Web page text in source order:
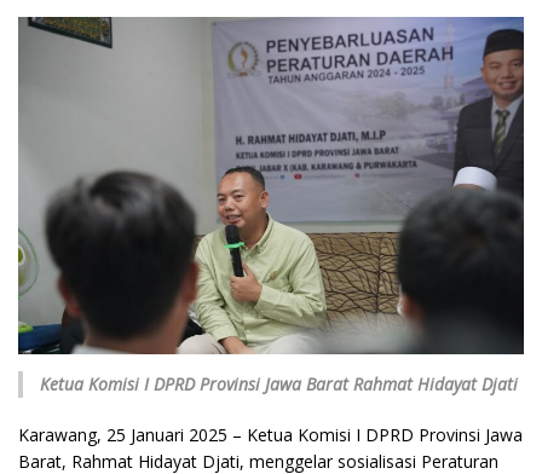
Ketua Komisi I DPRD Provinsi Jawa Barat Rahmat Hidayat Djati
Karawang, 25 Januari 2025 – Ketua Komisi I DPRD Provinsi Jawa
Barat, Rahmat Hidayat Djati, menggelar sosialisasi Peraturan